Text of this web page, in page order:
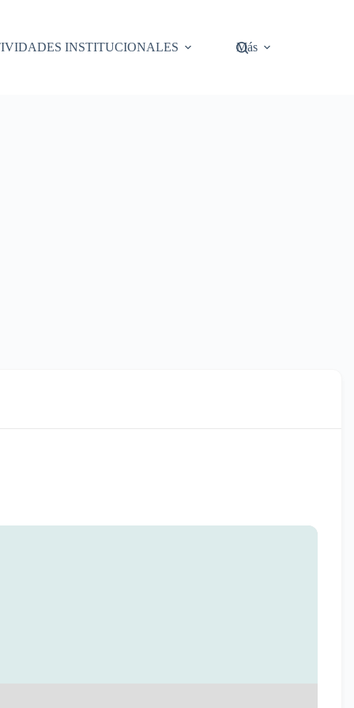
INSTITUCIONALES Más